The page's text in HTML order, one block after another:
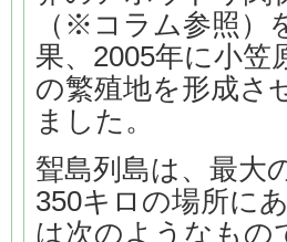
（※コラム参照）
果、2005年に小笠
の繁殖地を形成さ
ました。
聟島列島は、最大
350キロの場所に
は次のようなもの